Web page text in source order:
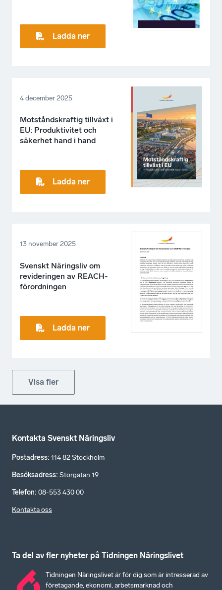
Ladda ner
4 december 2025
Motståndskraftig tillväxt i
EU: Produktivitet och
säkerhet hand i hand
Ladda ner
13 november 2025
Svenskt Näringsliv om
revideringen av REACH-
förordningen
Ladda ner
Visa fler
Kontakta Svenskt Näringsliv
Postadress: 114 82 Stockholm
Besöksadress: Storgatan 19
Telefon: 08-553 430 00
Kontakta oss
Ta del av fler nyheter på Tidningen Näringslivet
Tidningen Näringslivet är för dig som är intresserad av
företagande, ekonomi, arbetsmarknad och